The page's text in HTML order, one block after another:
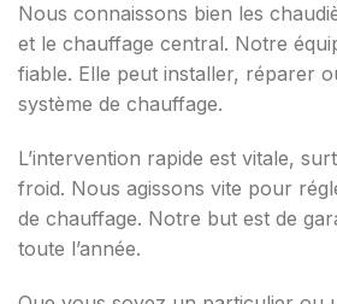
Nous connaissons bien les
et le chauffage central. Notre
fiable. Elle peut installer, réparer
système de chauffage.
L’intervention rapide est vitale,
froid. Nous agissons vite pour
de chauffage. Notre but est de
toute l’année.